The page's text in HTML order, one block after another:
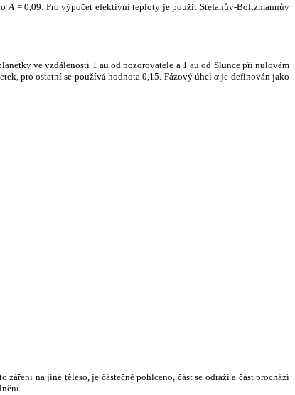
A = 0,09. Pro výpočet efektivní teploty je použit Stefanův-Boltzmannův
ve vzdálenosti 1 au od pozorovatele a 1 au od Slunce při nulovém
pro ostatní se používá hodnota 0,15. Fázový úhelα je definován jako
na jiné těleso, je částečně pohlceno, část se odráží a část prochází